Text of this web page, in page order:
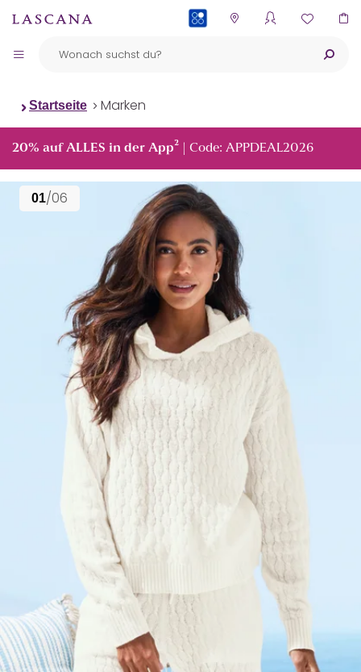
Startseite Marken
20% auf ALLES in der App² | Code: APPDEAL2026
01/06